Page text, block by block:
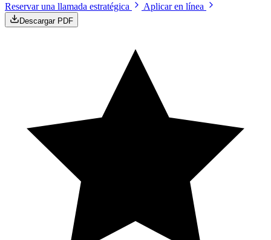
Reservar una llamada estratégica
Aplicar en línea
Descargar PDF